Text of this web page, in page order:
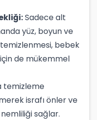
Sadece alt
yüz, boyun ve
temizlenmesi, bebek
de mükemmel
temizleme
israfı önler ve
sağlar.